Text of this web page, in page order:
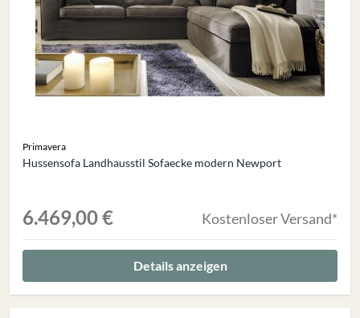
Primavera
Hussensofa Landhausstil Sofaecke modern Newport
6.469,00 € Kostenloser Versand*
Details anzeigen